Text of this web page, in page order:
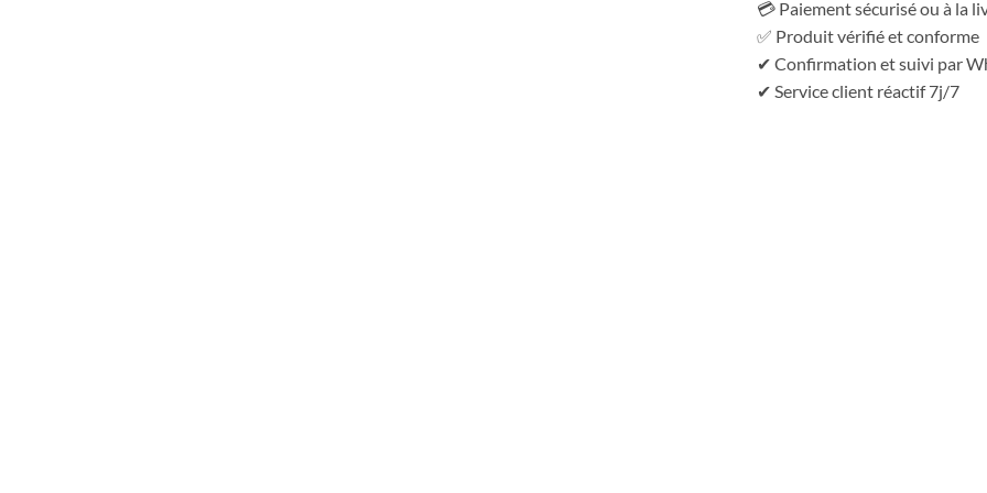
💳 Paiement sécurisé ou à la
✅ Produit vérifié et conforme
✔ Confirmation et suivi par
✔ Service client réactif 7j/7